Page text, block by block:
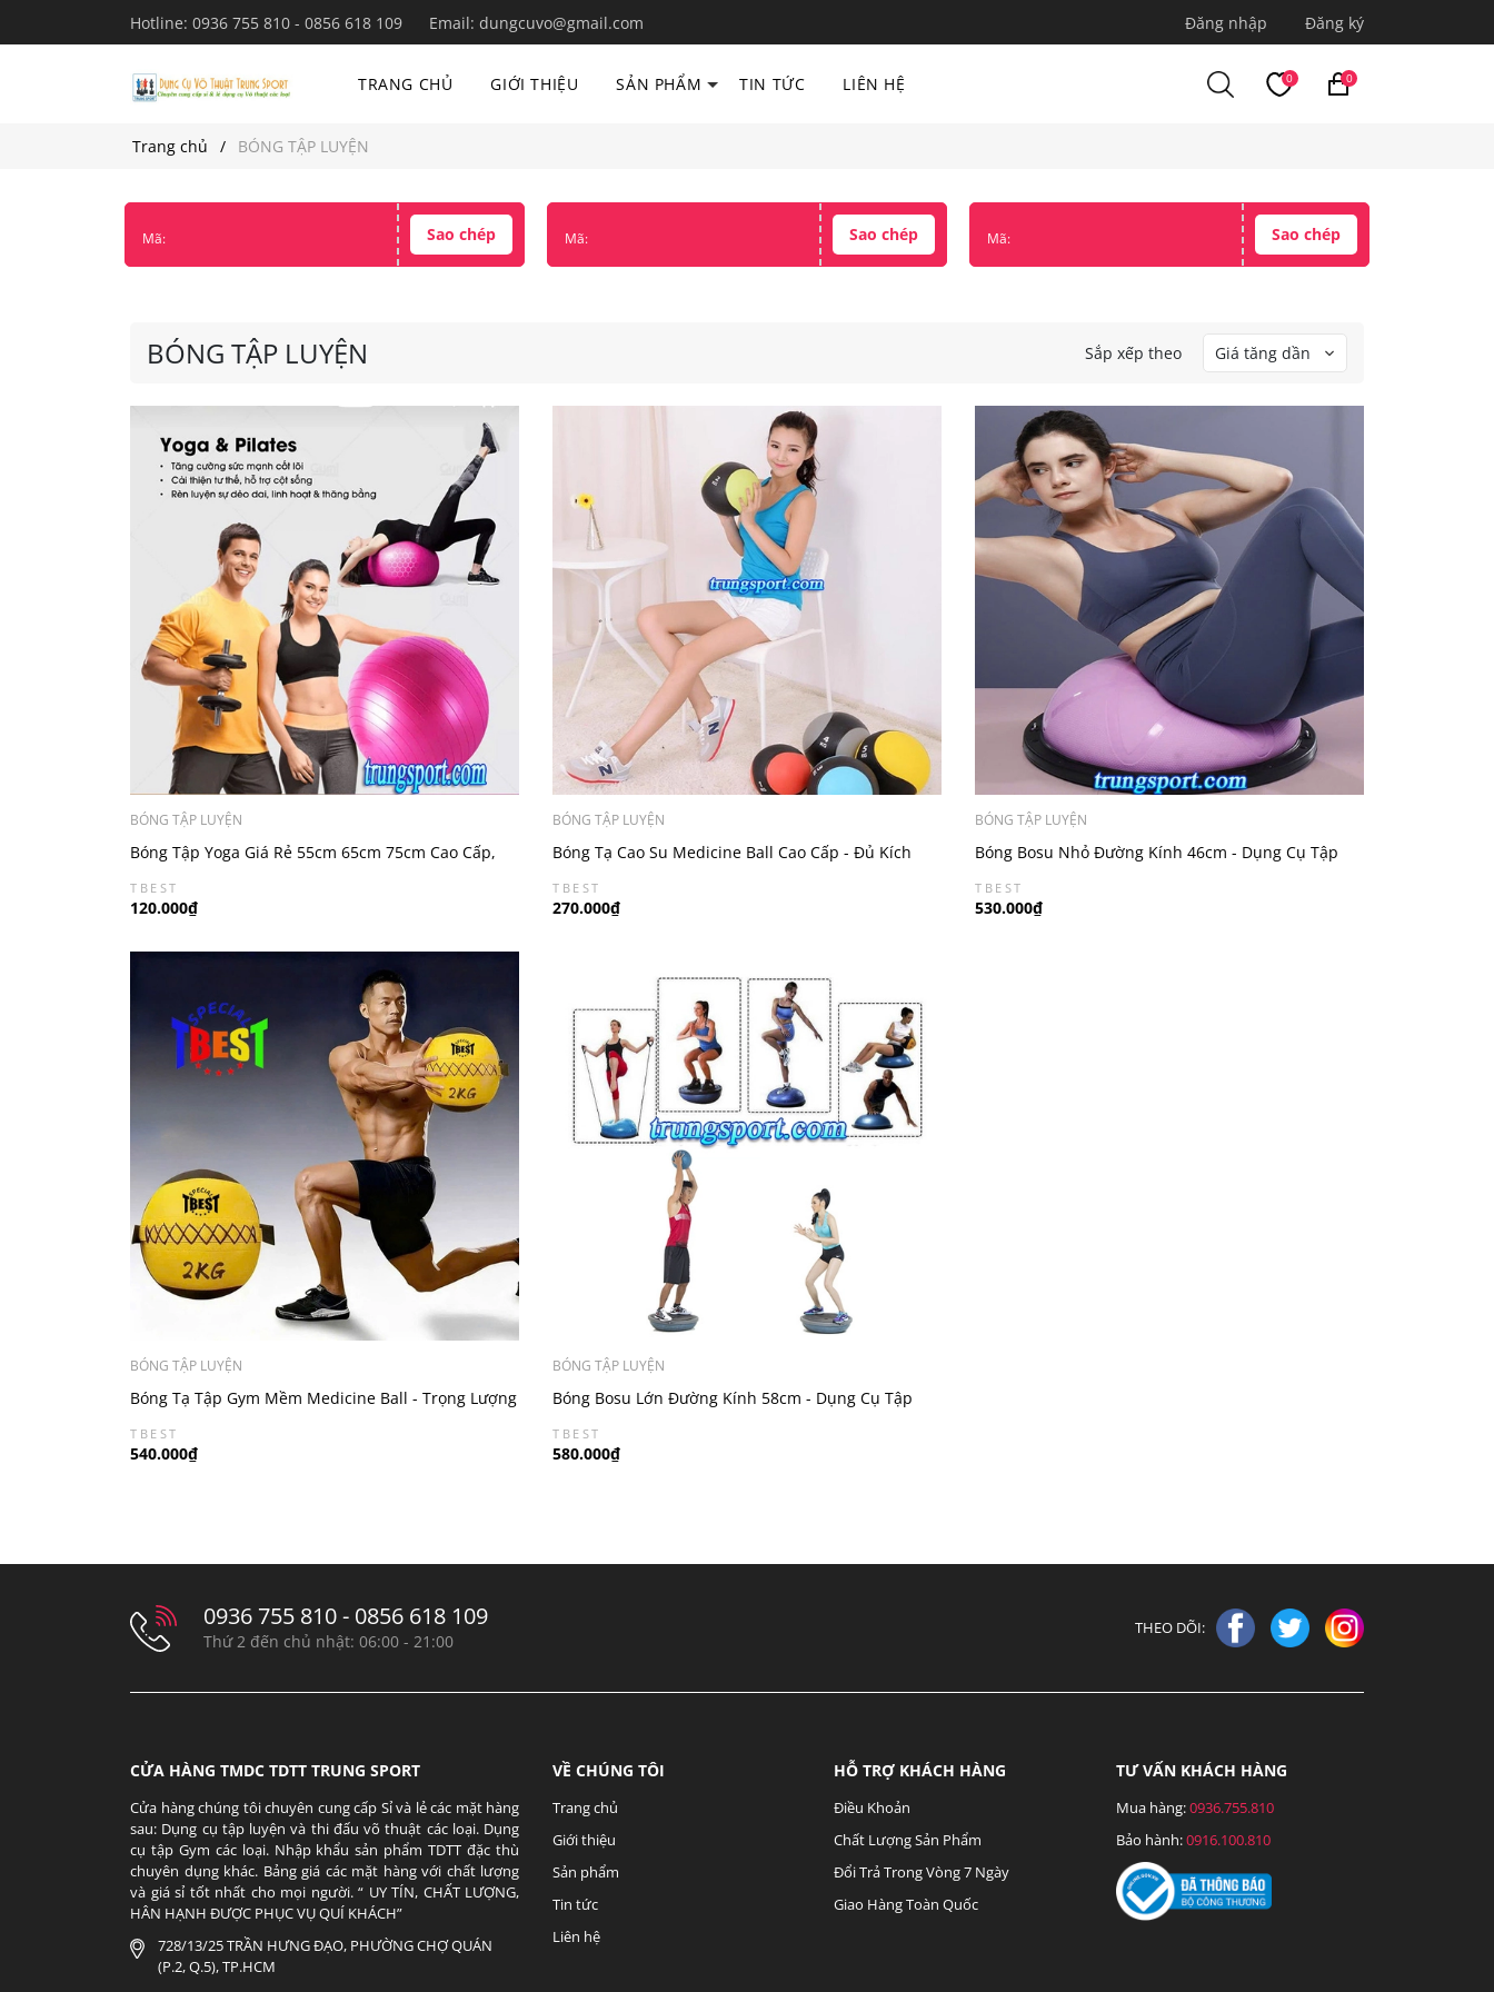
Hotline: 0936 755 810 - 0856 618 109 Email: dungcuvo@gmail.com Đăng nhập Đăng ký
TRANG CHỦ GIỚI THIỆU SẢN PHẨM TIN TỨC LIÊN HỆ 0 0
Trang chủ BÓNG TẬP LUYỆN
Mã: Sao chép Mã: Sao chép Mã: Sao chép
BÓNG TẬP LUYỆN Sắp xếp theo Giá tăng dần
BÓNG TẬP LUYỆN
Bóng Tập Yoga Giá Rẻ 55cm 65cm 75cm Cao Cấp,
Chống Trượt
TBEST
120.000₫
BÓNG TẬP LUYỆN
Bóng Tạ Cao Su Medicine Ball Cao Cấp - Đủ Kích
Thước Từ 1kg Đến 10kg
TBEST
270.000₫
BÓNG TẬP LUYỆN
Bóng Bosu Nhỏ Đường Kính 46cm - Dụng Cụ Tập
Thăng Bằng Tại Nhà
TBEST
530.000₫
BÓNG TẬP LUYỆN
Bóng Tạ Tập Gym Mềm Medicine Ball - Trọng Lượng
Từ 1kg Đến 10kg
TBEST
540.000₫
BÓNG TẬP LUYỆN
Bóng Bosu Lớn Đường Kính 58cm - Dụng Cụ Tập
Thăng Bằng Chuyên Nghiệp
TBEST
580.000₫
0936 755 810 - 0856 618 109
Thứ 2 đến chủ nhật: 06:00 - 21:00
THEO DÕI:
CỬA HÀNG TMDC TDTT TRUNG SPORT
Cửa hàng chúng tôi chuyên cung cấp Sỉ và lẻ các mặt hàng
sau: Dụng cụ tập luyện và thi đấu võ thuật các loại. Dụng
cụ tập Gym các loại. Nhập khẩu sản phẩm TDTT đặc thù
chuyên dụng khác. Bảng giá các mặt hàng với chất lượng
và giá sỉ tốt nhất cho mọi người. “ UY TÍN, CHẤT LƯỢNG,
HÂN HẠNH ĐƯỢC PHỤC VỤ QUÍ KHÁCH”
728/13/25 TRẦN HƯNG ĐẠO, PHƯỜNG CHỢ QUÁN
(P.2, Q.5), TP.HCM
VỀ CHÚNG TÔI
Trang chủ
Giới thiệu
Sản phẩm
Tin tức
Liên hệ
HỖ TRỢ KHÁCH HÀNG
Điều Khoản
Chất Lượng Sản Phẩm
Đổi Trả Trong Vòng 7 Ngày
Giao Hàng Toàn Quốc
TƯ VẤN KHÁCH HÀNG
Mua hàng:0936.755.810
Bảo hành:0916.100.810